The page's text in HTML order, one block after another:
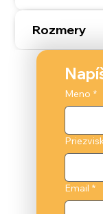
Rozmery
Meno *
Email *